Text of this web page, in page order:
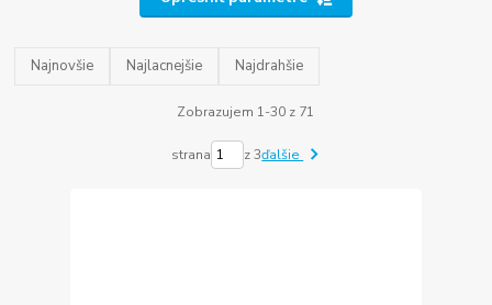
Najnovšie Najlacnejšie Najdrahšie
Zobrazujem 1-30 z 71
strana z 3ďalšie